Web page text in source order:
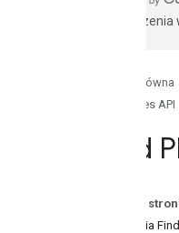
Strona główna
Places API
Find
Na tej
Żądania